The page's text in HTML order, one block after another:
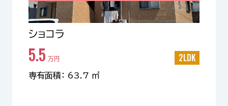
ショコラ
5.5 万円 2LDK
専有面積： 63.7 ㎡